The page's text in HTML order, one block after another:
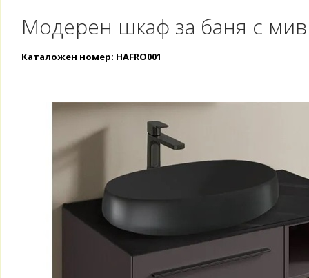
Модерен шкаф за баня с
Каталожен номер: HAFRO001